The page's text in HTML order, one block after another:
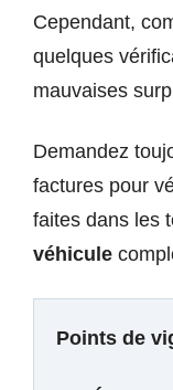
Cependant,
quelques
mauvaises
Demandez
factures pour
faites dans les
véhicule
Points de